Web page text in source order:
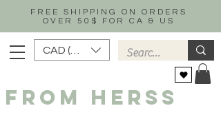
FREE SHIPPING ON ORDERS
OVER 50$ FOR CA & US
CAD (C$)
FROM HERSS